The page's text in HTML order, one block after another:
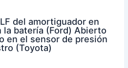
del amortiguador en
batería (Ford) Abierto
en el sensor de presión
(Toyota)